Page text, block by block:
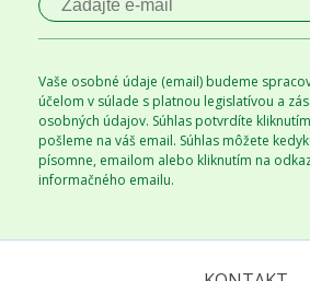
Vaše osobné údaje (email) budeme
účelom v súlade s platnou legislatívou a
osobných údajov. Súhlas potvrdíte
pošleme na váš email. Súhlas môžete
písomne, emailom alebo kliknutím na
informačného emailu.